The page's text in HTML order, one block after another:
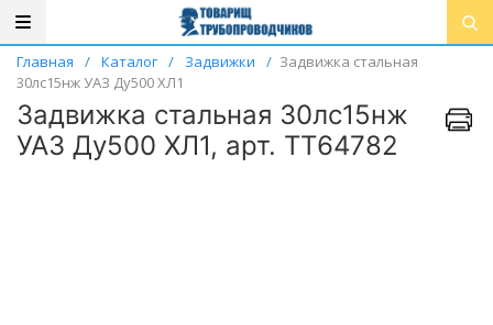
Главная / Каталог / Задвижки / Задвижка стальная
30лс15нж УАЗ Ду500 ХЛ1
Задвижка стальная 30лс15нж
УАЗ Ду500 ХЛ1, арт. ТТ64782